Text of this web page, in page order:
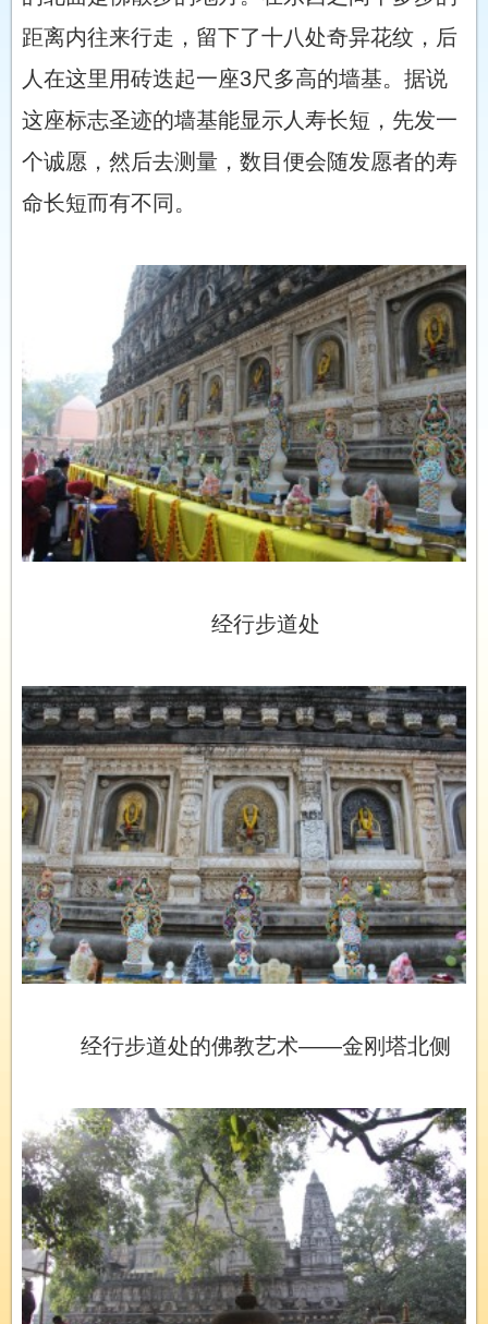
距离内往来行走，留下了十八处奇异花纹，后
人在这里用砖迭起一座3尺多高的墙基。据说
这座标志圣迹的墙基能显示人寿长短，先发一
个诚愿，然后去测量，数目便会随发愿者的寿
命长短而有不同。
经行步道处
经行步道处的佛教艺术——金刚塔北侧